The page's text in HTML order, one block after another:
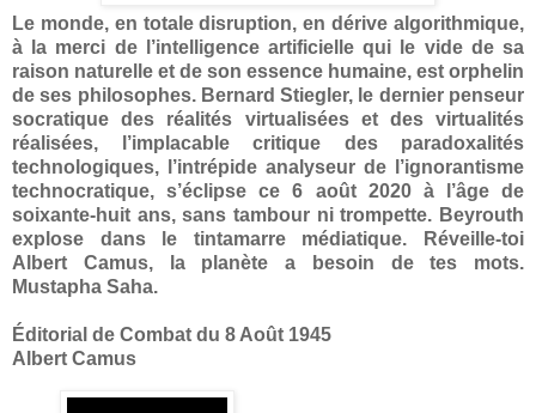
Le monde, en totale disruption, en dérive algorithmique,
à la merci de l’intelligence artificielle qui le vide de sa
raison naturelle et de son essence humaine, est orphelin
de ses philosophes. Bernard Stiegler, le dernier penseur
socratique des réalités virtualisées et des virtualités
réalisées, l’implacable critique des paradoxalités
technologiques, l’intrépide analyseur de l’ignorantisme
technocratique, s’éclipse ce 6 août 2020 à l’âge de
soixante-huit ans, sans tambour ni trompette. Beyrouth
explose dans le tintamarre médiatique. Réveille-toi
Albert Camus, la planète a besoin de tes mots.
Mustapha Saha.
Éditorial de Combat du 8 Août 1945
Albert Camus